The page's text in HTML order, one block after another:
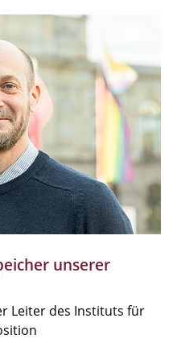
unserer
Leiter des Instituts für